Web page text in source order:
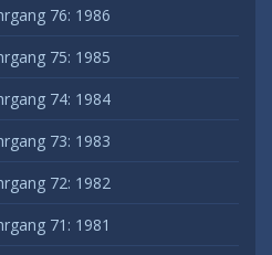
76: 1986
75: 1985
74: 1984
73: 1983
72: 1982
71: 1981